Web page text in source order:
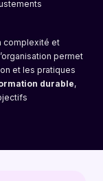
complexité et
permet
et les pratiques
durable,